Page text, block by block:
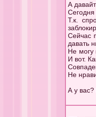
А
Т.к.
Сейчас
давать
Не могу
И вот.
Не
А у вас?